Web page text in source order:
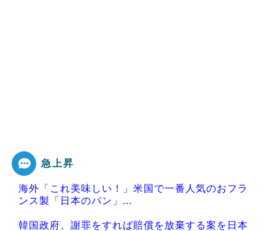
急上昇
海外「これ美味しい！」米国で一番人気のおフラ
ンス製「日本のパン」...
韓国政府、謝罪をすれば賠償を放棄する案を日本